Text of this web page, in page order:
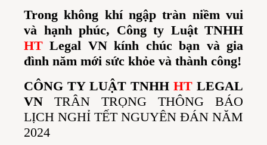
Trong không khí ngập tràn niềm vui
và hạnh phúc, Công ty Luật TNHH
HT Legal VN kính chúc bạn và gia
đình năm mới sức khỏe và thành công!
CÔNG TY LUẬT TNHH HT LEGAL
VN TRÂN TRỌNG THÔNG BÁO
LỊCH NGHỈ TẾT NGUYÊN ĐÁN NĂM
2024